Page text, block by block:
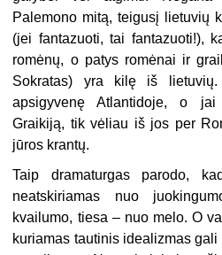
Palemono mitą, teigusį lietuvių
(jei fantazuoti, tai fantazuoti!),
romėnų, o patys romėnai ir
Sokratas) yra kilę iš
apsigyvenę Atlantidoje, o
Graikiją, tik vėliau iš jos per
jūros krantų.
Taip dramaturgas parodo,
neatskiriamas nuo
kvailumo, tiesa – nuo melo. O
kuriamas tautinis idealizmas